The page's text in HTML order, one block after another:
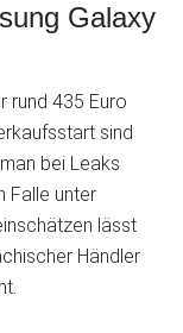
Galaxy
rund 435 Euro
sind
bei Leaks
Falle unter
lässt
Händler